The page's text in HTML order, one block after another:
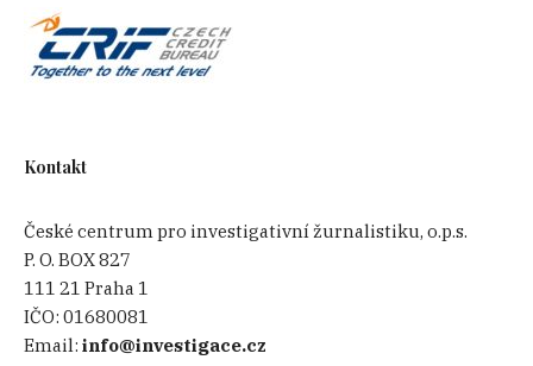
Kontakt
České centrum pro investigativní žurnalistiku, o.p.s.
P. O. BOX 827
111 21 Praha 1
IČO:01680081
Email:info@investigace.cz